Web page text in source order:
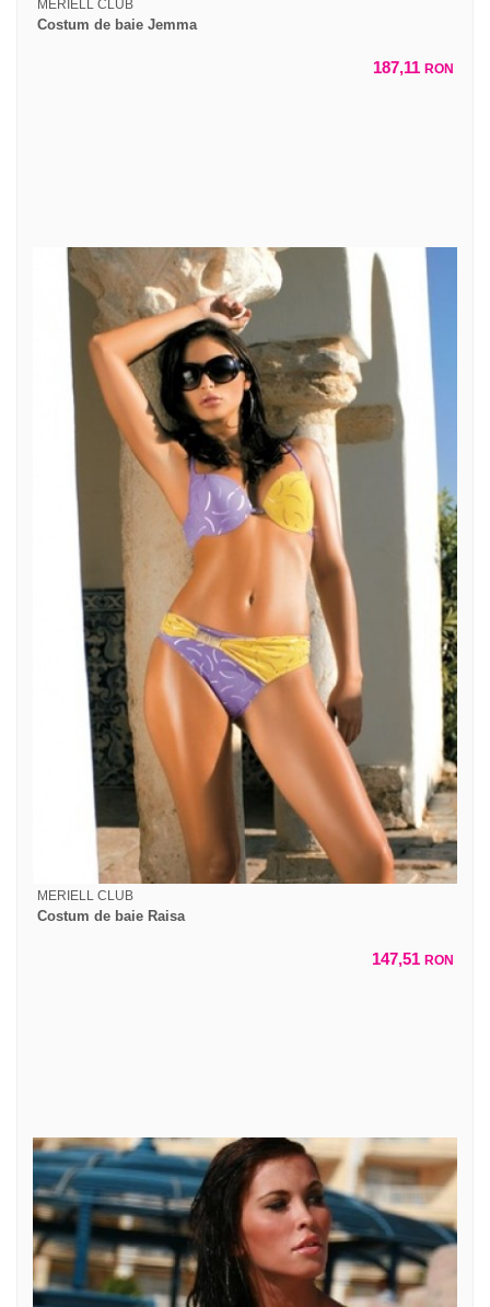
MERIELL CLUB
Costum de baie Jemma
187,11 RON
MERIELL CLUB
Costum de baie Raisa
147,51 RON